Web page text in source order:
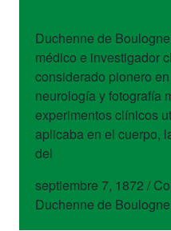
Duchenne de
médico e investigador
considerado pionero
neurología y fotografía
experimentos clínicos
aplicaba en el cuerpo,
del
septiembre 7, 1872 /
Duchenne de Boulogne